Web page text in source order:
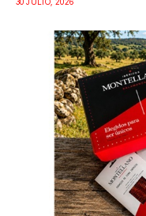
30 JULIO, 2026